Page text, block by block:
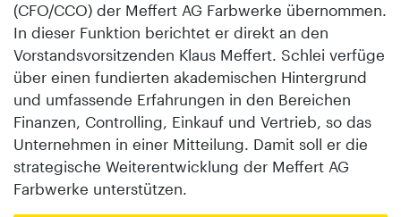
(CFO/CCO) der Meffert AG Farbwerke übernommen.
In dieser Funktion berichtet er direkt an den
Vorstandsvorsitzenden Klaus Meffert. Schlei verfüge
über einen fundierten akademischen Hintergrund
und umfassende Erfahrungen in den Bereichen
Finanzen, Controlling, Einkauf und Vertrieb, so das
Unternehmen in einer Mitteilung. Damit soll er die
strategische Weiterentwicklung der Meffert AG
Farbwerke unterstützen.